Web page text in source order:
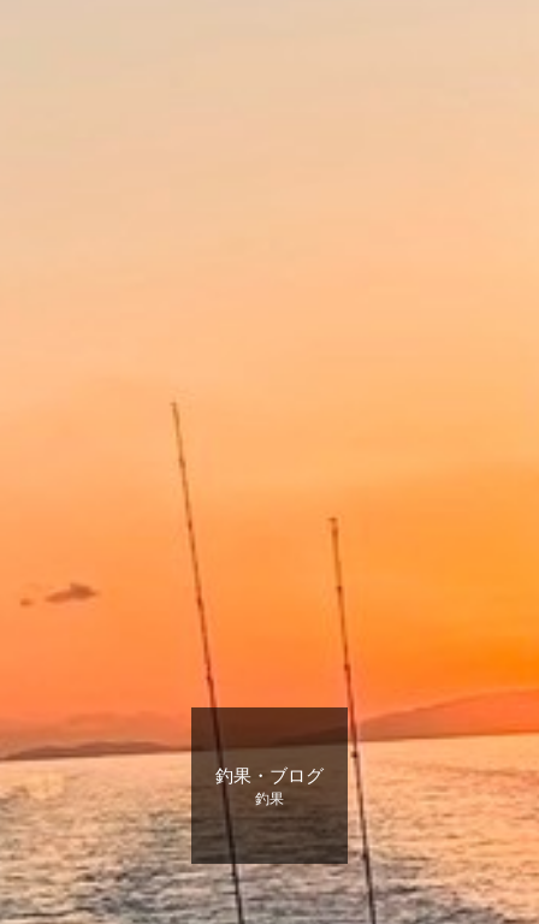
釣果・ブログ
釣果